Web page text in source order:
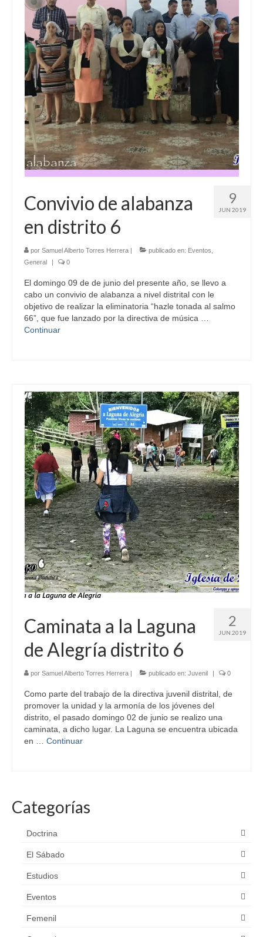
9
JUN 2019
Convivio de alabanza
en distrito 6
por Samuel Alberto Torres Herrera | publicado en: Eventos
General
| 0
El domingo 09 de de junio del presente año, se llevo a
cabo un convivio de alabanza a nivel distrital con le
objetivo de realizar la eliminatoria “hazle tonada al salmo
66”, que fue lanzado por la directiva de música …
Continuar
2
JUN 2019
Caminata a la Laguna
de Alegría distrito 6
por Samuel Alberto Torres Herrera | publicado en: Juvenil | 0
Como parte del trabajo de la directiva juvenil distrital, de
promover la unidad y la armonía de los jóvenes del
distrito, el pasado domingo 02 de junio se realizo una
caminata, a dicho lugar. La Laguna se encuentra ubicada
en … Continuar
Categorías
Doctrina
El Sábado
Estudios
Eventos
Femenil